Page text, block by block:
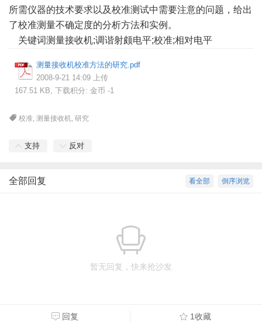
所需仪器的技术要求以及校准测试中需要注意的问题，给出
了校准测量不确定度的分析方法和实例。
关键词测量接收机;调谐射颇电平;校准;相对电平
测量接收机校准方法的研究.pdf
2008-9-21 14:09 上传
167.51 KB, 下载积分: 金币 -1
校准,测量接收机,研究
支持 反对
倒序浏览
看全部
全部回复
暂无回复，快来抢沙发
回复 1收藏